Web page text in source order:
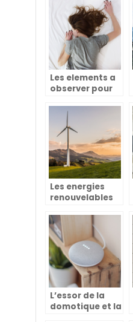
électrique
Les elements a
observer pour
matelas de
qualite
Les energies
renouvelables
ecologique :
leurs impacts
sur le climat
L’essor de la
domotique et la